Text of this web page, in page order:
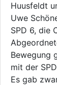
Huusfeldt
Uwe
SPD 6, die
Bewegung
mit der
Es gab